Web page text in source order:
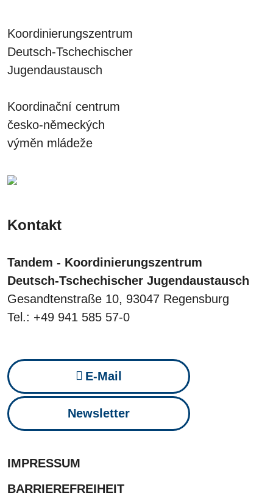
Koordinierungszentrum
Deutsch-Tschechischer
Jugendaustausch
Koordinační centrum
česko-německých
výměn mládeže
Kontakt
Tandem - Koordinierungszentrum
Deutsch-Tschechischer Jugendaustausch
Gesandtenstraße 10, 93047 Regensburg
Tel.: +49 941 585 57-0
E-Mail
Newsletter
IMPRESSUM
BARRIEREFREIHEIT